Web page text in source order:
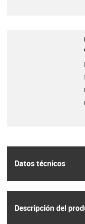
Datos técnicos
Descripción del